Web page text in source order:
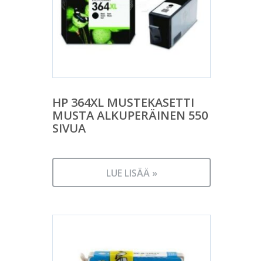
HP 364XL MUSTEKASETTI
MUSTA ALKUPERÄINEN 550
SIVUA
LUE LISÄÄ »